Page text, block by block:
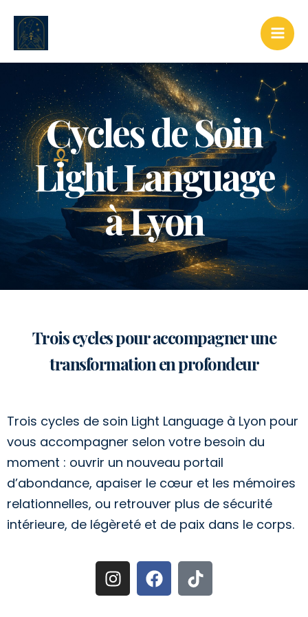
contenu
Cycles de Soin
Light Language
à Lyon
Trois cycles pour accompagner une
transformation en profondeur
Trois cycles de soin Light Language à Lyon pour
vous accompagner selon votre besoin du
moment : ouvrir un nouveau portail
d’abondance, apaiser le cœur et les mémoires
relationnelles, ou retrouver plus de sécurité
intérieure, de légèreté et de paix dans le corps.
I
n
s
F
a
c
T
i
k